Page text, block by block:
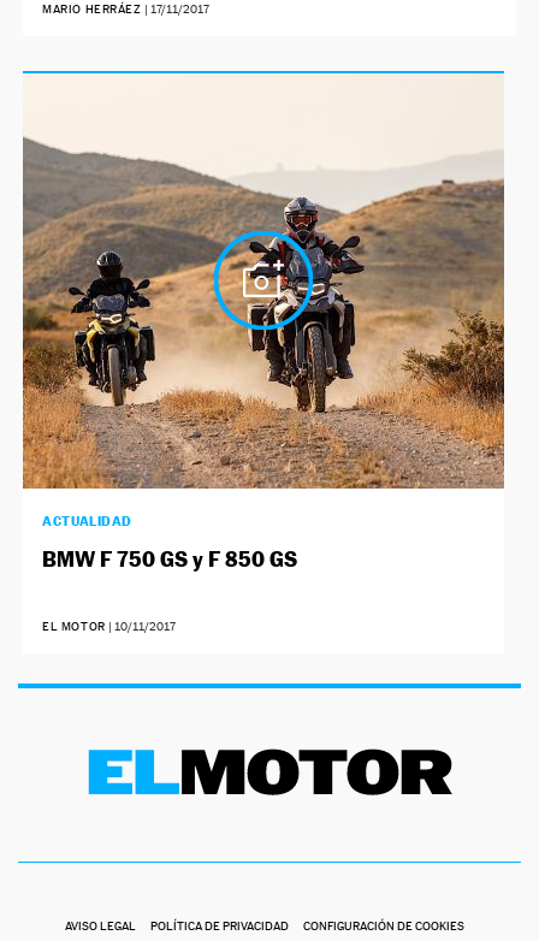
MARIO HERRÁEZ | 17/11/2017
ACTUALIDAD
BMW F 750 GS y F 850 GS
EL MOTOR | 10/11/2017
AVISO LEGAL POLÍTICA DE PRIVACIDAD CONFIGURACIÓN DE COOKIES